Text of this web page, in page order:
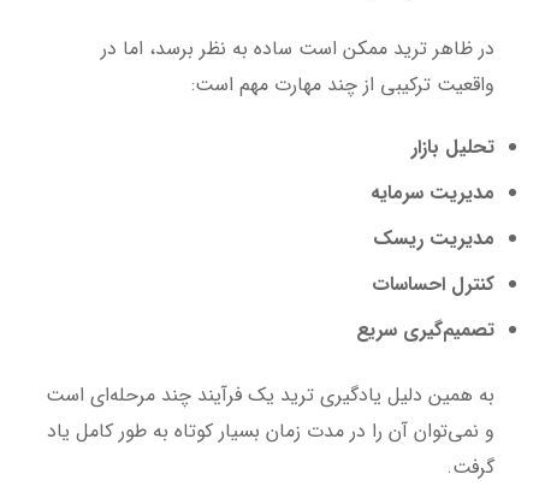
در ظاهر ترید ممکن است ساده به نظر برسد، اما در
واقعیت ترکیبی از چند مهارت مهم است:
تحلیل بازار
مدیریت سرمایه
مدیریت ریسک
کنترل احساسات
تصمیم‌گیری سریع
به همین دلیل یادگیری ترید یک فرآیند چند مرحله‌ای است
و نمی‌توان آن را در مدت زمان بسیار کوتاه به طور کامل یاد
گرفت.